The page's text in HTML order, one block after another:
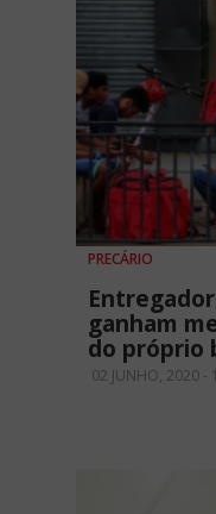
PRECÁRIO
ganham
do próprio
02 JUNHO, 2020 -